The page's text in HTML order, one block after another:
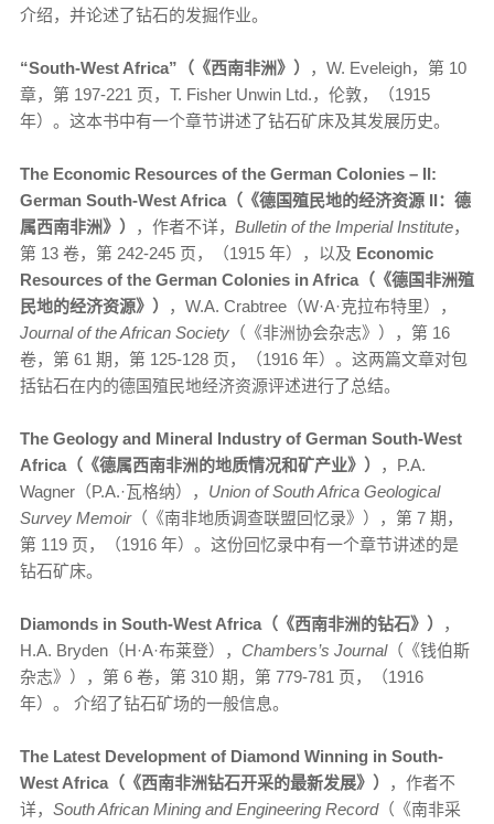
介绍，并论述了钻石的发掘作业。
“South-West Africa”（《西南非洲》）
，W. Eveleigh，第 10
章，第 197-221 页，T. Fisher Unwin Ltd.，伦敦，（1915
年）。这本书中有一个章节讲述了钻石矿床及其发展历史。
The Economic Resources of the German Colonies – II:
German South-West Africa（《德国殖民地的经济资源 II：德
属西南非洲》）
，作者不详， Bulletin of the Imperial Institute，
第 13 卷，第 242-245 页，（1915 年），以及 Economic
Resources of the German Colonies in Africa（《德国非洲殖
民地的经济资源》）
，W.A. Crabtree（W·A·克拉布特里），
Journal of the African Society （《非洲协会杂志》），第 16
卷，第 61 期，第 125-128 页，（1916 年）。这两篇文章对包
括钻石在内的德国殖民地经济资源评述进行了总结。
The Geology and Mineral Industry of German South-West
Africa（《德属西南非洲的地质情况和矿产业》）
，P.A.
Wagner（P.A.·瓦格纳）， Union of South Africa Geological
Survey Memoir（《南非地质调查联盟回忆录》），第 7 期，
第 119 页，（1916 年）。这份回忆录中有一个章节讲述的是
钻石矿床。
Diamonds in South-West Africa（《西南非洲的钻石》）
，
H.A. Bryden（H·A·布莱登）， Chambers’s Journal（《钱伯斯
杂志》），第 6 卷，第 310 期，第 779-781 页，（1916
年）。 介绍了钻石矿场的一般信息。
The Latest Development of Diamond Winning in South-
West Africa（《西南非洲钻石开采的最新发展》）
，作者不
详， South African Mining and Engineering Record（《南非采